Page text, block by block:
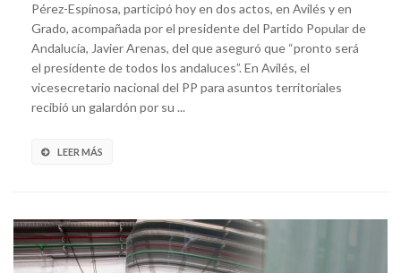
Pérez-Espinosa, participó hoy en dos actos, en Avilés y en
Grado, acompañada por el presidente del Partido Popular de
Andalucía, Javier Arenas, del que aseguró que “pronto será
el presidente de todos los andaluces”. En Avilés, el
vicesecretario nacional del PP para asuntos territoriales
recibió un galardón por su ...
LEER MÁS